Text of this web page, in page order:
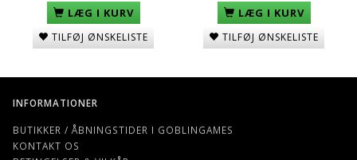
LÆG I KURV
TILFØJ ØNSKELISTE
LÆG I KURV
TILFØJ ØNSKELISTE
INFORMATIONER
BUTIKKER / ÅBNINGSTIDER I GOBLINGAMES
KONTAKT OS